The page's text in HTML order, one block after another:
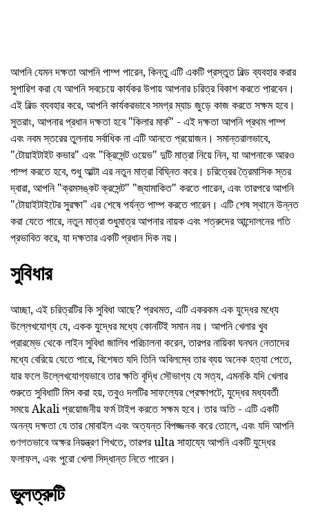
আপনি যেমন দক্ষতা আপনি পাম্প পারেন, কিন্তু এটি একটি প্রস্তুত বিল্ড ব্যবহার করার
সুপারিশ করা যে আপনি সবচেয়ে কার্যকর উপায় আপনার চরিত্র বিকাশ করতে পারবেন।
এই বিল্ড ব্যবহার করে, আপনি কার্যকরভাবে সমগ্র ম্যাচ জুড়ে কাজ করতে সক্ষম হবে।
সুতরাং, আপনার প্রধান দক্ষতা হবে "কিলার মার্ক" - এই দক্ষতা আপনি প্রথম পাম্প
এবং নবম স্তরের তুলনায় সর্বাধিক না এটি আনতে প্রয়োজন। সমান্তরালভাবে,
"টোয়াইটাইট কভার" এবং "ক্রিসেন্ট ওয়েভ" দুটি মাত্রা নিয়ে নিন, যা আপনাকে আরও
পাম্প করতে হবে, শুধু আল্টা এর নতুন মাত্রা বিঘ্নিত করে। চরিত্রের ত্রৈমাসিক স্তর
দ্বারা, আপনি "ক্রমসঙ্কট ক্রসেন্ট" "জ্যামাকিত" করতে পারেন, এবং তারপরে আপনি
"টোয়াইটাইটের সুরক্ষা" এর শেষে পর্যন্ত পাম্প করতে পারেন। এটি শেষ স্থানে উন্নত
করা যেতে পারে, নতুন মাত্রা শুধুমাত্র আপনার নায়ক এবং শত্রুদের আন্দোলনের গতি
প্রভাবিত করে, যা দক্ষতার একটি প্রধান দিক নয়।
সুবিধার
আচ্ছা, এই চরিত্রটির কি সুবিধা আছে? প্রথমত, এটি একরকম এক যুদ্ধের মধ্যে
উল্লেখযোগ্য যে, একক যুদ্ধের মধ্যে কোনটিই সমান নয়। আপনি খেলার খুব
প্রারম্ভে থেকে লাইন সুবিধা জালিব পরিচালনা করেন, তারপর নায়িকা ঘনঘন নেতাদের
মধ্যে বেরিয়ে যেতে পারে, বিশেষত যদি তিনি অবিলম্বে তার ব্যয় অনেক হত্যা পেতে,
যার ফলে উল্লেখযোগ্যভাবে তার ক্ষতি বৃদ্ধি সৌভাগ্য যে সত্য, এমনকি যদি খেলার
শুরুতে সুবিধাটি মিস করা হয়, তবুও দলটির সাফল্যের প্রেক্ষাপটে, যুদ্ধের মধ্যবর্তী
সময়ে Akali প্রয়োজনীয় ফর্ম টাইপ করতে সক্ষম হবে। তার অতি - এটি একটি
অনন্য দক্ষতা যে তার মোবাইল এবং অত্যন্ত বিপজ্জনক করে তোলে, এবং যদি আপনি
গুণগতভাবে অক্ষর নিয়ন্ত্রণ শিখতে, তারপর ulta সাহায্যে আপনি একটি যুদ্ধের
ফলাফল, এবং পুরো খেলা সিদ্ধান্ত নিতে পারেন।
ভুলত্রুটি